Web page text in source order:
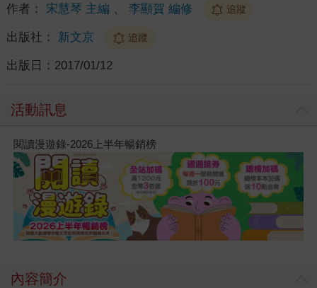
作者： 宋慧琴 主編 李顯賀 編修 追蹤
出版社： 新文京 追蹤
出版日： 2017/01/12
活動訊息
閱讀漫遊錄-2026上半年暢銷榜
內容簡介